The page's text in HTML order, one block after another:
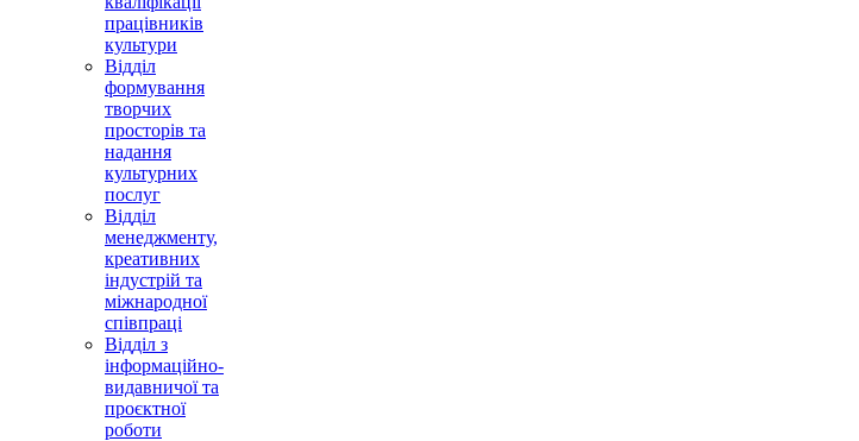
працівників
культури
Відділ
формування
творчих
просторів та
надання
культурних
послуг
Відділ
менеджменту,
креативних
індустрій та
міжнародної
співпраці
Відділ з
інформаційно-
видавничої та
проєктної
роботи